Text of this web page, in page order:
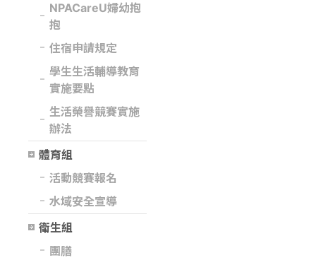
NPACareU婦幼抱
抱
住宿申請規定
學生生活輔導教育
實施要點
生活榮譽競賽實施
辦法
體育組
活動競賽報名
水域安全宣導
衛生組
團膳